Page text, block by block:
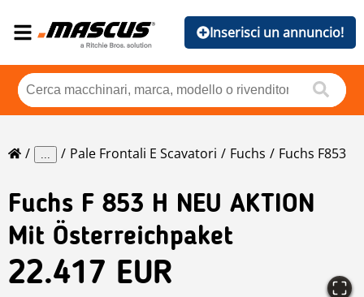
Inserisci un annuncio!
... Pale Frontali E Scavatori Fuchs Fuchs F853
Fuchs F 853 H NEU AKTION
Mit Österreichpaket
22.417 EUR